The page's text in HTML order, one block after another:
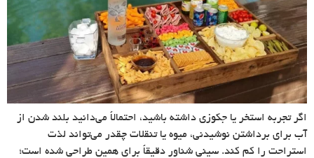
اگر تجربه استخر یا جکوزی داشته باشید، احتمالاً می‌دانید بلند شدن از
آب برای برداشتن نوشیدنی، میوه یا تنقلات چقدر می‌تواند لذت
استراحت را کم کند. سینی شناور دقیقاً برای همین طراحی شده است؛